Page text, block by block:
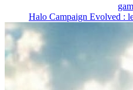
Halo Campaign Evolved :